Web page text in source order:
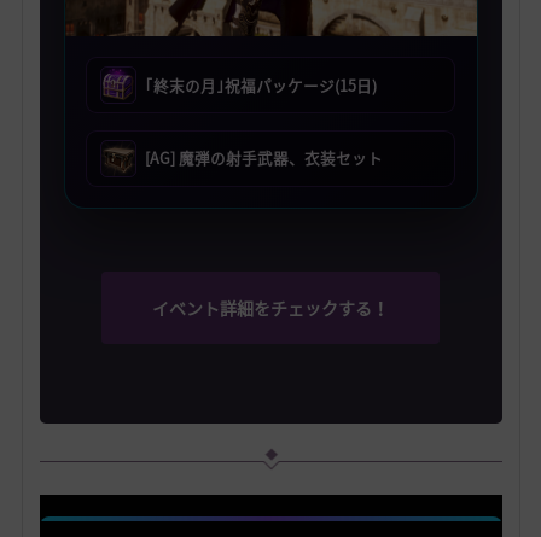
｢終末の月｣祝福パッケージ(15日)
[AG] 魔弾の射手武器、衣装セット
イベント詳細をチェックする！